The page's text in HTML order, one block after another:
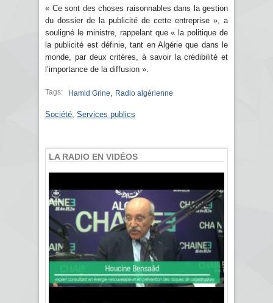
« Ce sont des choses raisonnables dans la gestion
du dossier de la publicité de cette entreprise », a
souligné le ministre, rappelant que « la politique de
la publicité est définie, tant en Algérie que dans le
monde, par deux critères, à savoir la crédibilité et
l’importance de la diffusion ».
Tags: Hamid Grine Radio algérienne
Société Services publics
LA RADIO EN VIDÉOS